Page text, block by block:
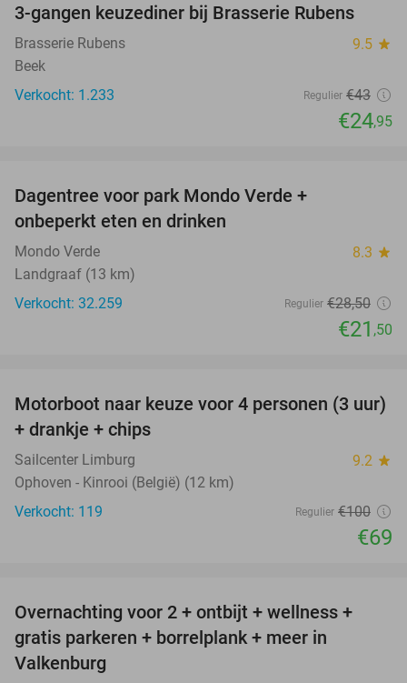
42%
3-gangen keuzediner bij Brasserie Rubens
Brasserie Rubens 9.5 star
Beek
Verkocht: 1.233
Regulier €43
€24,95
Dagentree voor park Mondo Verde +
onbeperkt eten en drinken
Mondo Verde 8.3 star
Landgraaf (13 km)
Verkocht: 32.259
Regulier €28,50
€21 ,50
31%
Motorboot naar keuze voor 4 personen (3 uur)
+ drankje + chips
Sailcenter Limburg 9.2 star
Ophoven - Kinrooi (België) (12 km)
Verkocht: 119
Regulier €100
€69
33%
Overnachting voor 2 + ontbijt + wellness +
gratis parkeren + borrelplank + meer in
Valkenburg